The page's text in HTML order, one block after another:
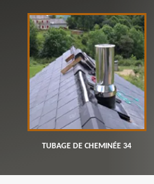
TUBAGE DE CHEMINÉE 34